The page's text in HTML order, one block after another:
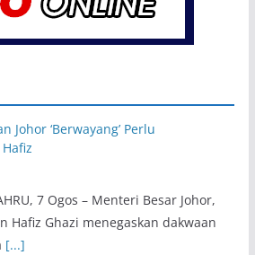
Johor ‘Berwayang’ Perlu
7 Ogos – Menteri Besar Johor,
Hafiz Ghazi menegaskan dakwaan
[...]